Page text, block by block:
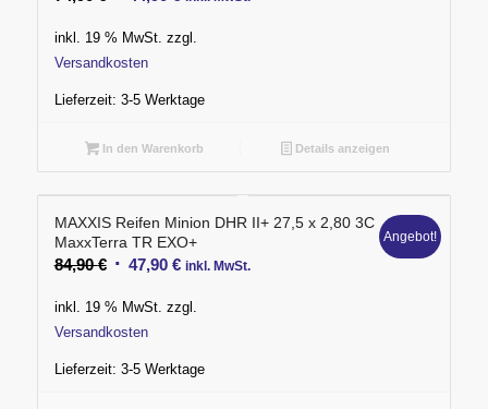
war:
74,90 €
ist:
inkl. 19 % MwSt. zzgl.
Versandkosten
Lieferzeit: 3-5 Werktage
In den Warenkorb Details anzeigen
MAXXIS Reifen Minion DHR II+ 27,5 x 2,80 3C
MaxxTerra TR EXO+
84,90€ Ursprünglicher
war:
84,90 €
47,90 €Aktueller
ist:
inkl. MwSt.
Angebot!
inkl. 19 % MwSt. zzgl.
Versandkosten
Lieferzeit: 3-5 Werktage